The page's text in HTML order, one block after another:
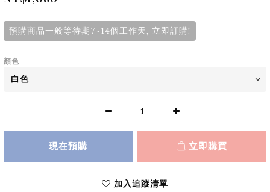
預購商品一般等待期7~14個工作天, 立即訂購!
顏色
現在預購 立即購買
加入追蹤清單